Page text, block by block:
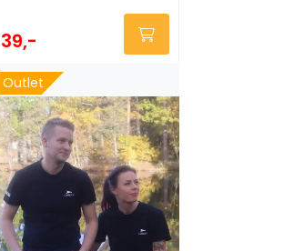
39,-
Outlet